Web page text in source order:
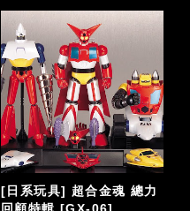
[日系玩具] 超合金魂 總力